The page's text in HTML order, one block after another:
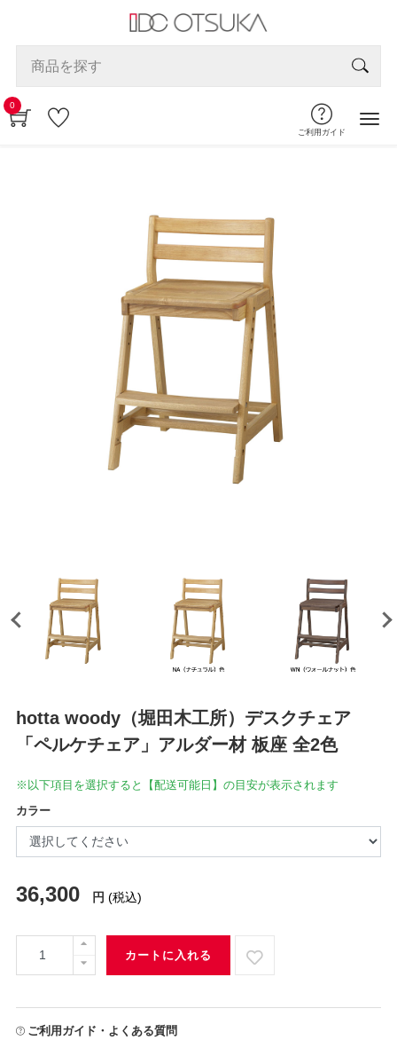
0
ご利用ガイド
hotta woody（堀田木工所）デスクチェア
「ペルケチェア」アルダー材 板座 全2色
※以下項目を選択すると【配送可能日】の目安が表示されます
カラー
36,300 円 (税込)
カートに入れる
ご利用ガイド・よくある質問